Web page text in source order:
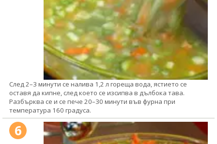
След 2–3 минути се налива 1,2 л гореща вода, ястието се
оставя да кипне, след което се изсипва в дълбока тава.
Разбърква се и се пече 20–30 минути във фурна при
температура 160 градуса.
6